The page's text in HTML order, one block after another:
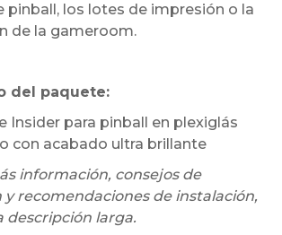
pinball, los lotes de impresión o la
de la gameroom.
del paquete:
Insider para pinball en plexiglás
con acabado ultra brillante
información, consejos de
y recomendaciones de instalación,
descripción larga.